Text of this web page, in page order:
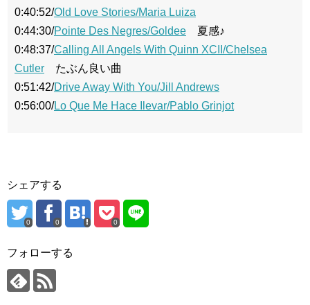
0:40:52/Old Love Stories/Maria Luiza
0:44:30/Pointe Des Negres/Goldee 夏感♪
0:48:37/Calling All Angels With Quinn XCII/Chelsea
Cutler たぶん良い曲
0:51:42/Drive Away With You/Jill Andrews
0:56:00/Lo Que Me Hace Ilevar/Pablo Grinjot
シェアする
0 0 0
フォローする